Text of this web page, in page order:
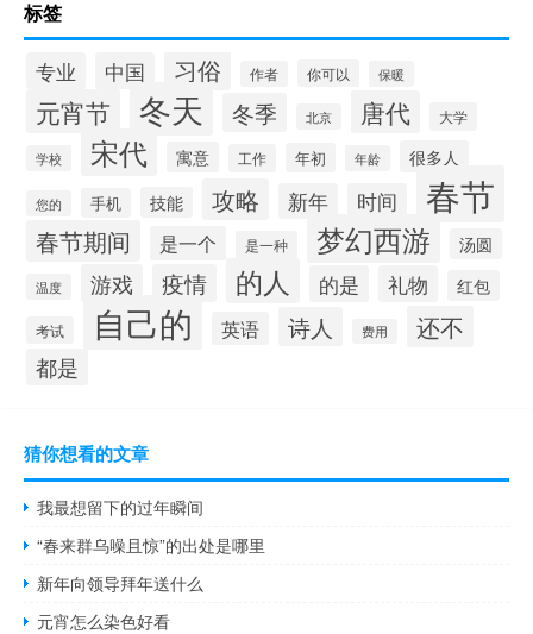
标签
专业 中国 习俗 作者 你可以 保暖
元宵节 冬天 冬季 北京 唐代 大学
学校 宋代 寓意 工作 年初 年龄 很多人
您的 手机 技能 攻略 新年 时间 春节
春节期间 是一个 是一种 梦幻西游 汤圆
温度 游戏 疫情 的人 的是 礼物 红包
考试 自己的 英语 诗人 费用 还不
都是
猜你想看的文章
我最想留下的过年瞬间
“春来群乌噪且惊”的出处是哪里
新年向领导拜年送什么
元宵怎么染色好看